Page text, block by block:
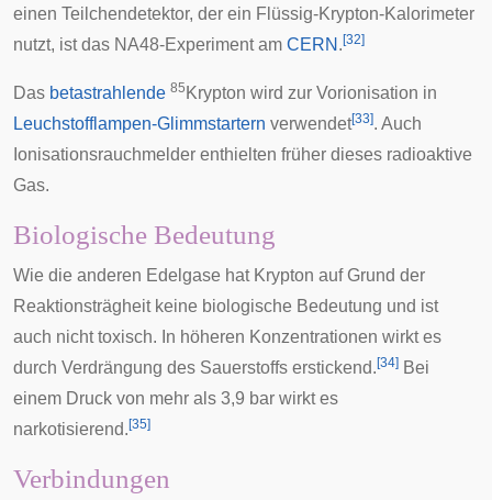
einen Teilchendetektor, der ein Flüssig-Krypton-Kalorimeter
nutzt, ist das NA48-Experiment am CERN . [32]
Das betastrahlende 85 Krypton wird zur Vorionisation in
Leuchstofflampen-Glimmstartern verwendet[33]. Auch
Ionisationsrauchmelder enthielten früher dieses radioaktive
Gas.
Biologische Bedeutung
Wie die anderen Edelgase hat Krypton auf Grund der
Reaktionsträgheit keine biologische Bedeutung und ist
auch nicht toxisch. In höheren Konzentrationen wirkt es
durch Verdrängung des Sauerstoffs erstickend. [34] Bei
einem Druck von mehr als 3,9 bar wirkt es
narkotisierend. [35]
Verbindungen